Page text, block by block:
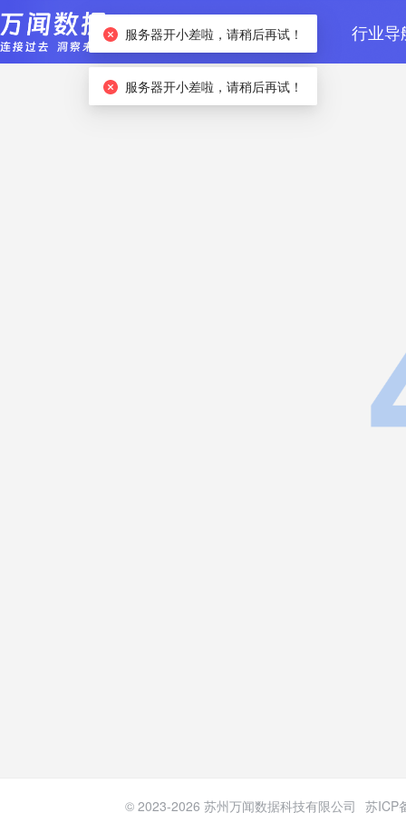
首页 数据检索 行业导
© 2023-2026 苏州万闻数据科技有限公司 苏ICP
服务器开小差啦，请稍后再试！
服务器开小差啦，请稍后再试！